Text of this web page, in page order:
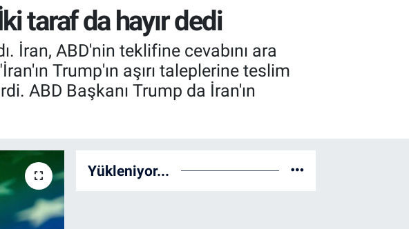
taraf da hayır dedi
İran, ABD'nin teklifine cevabını ara
Trump'ın aşırı taleplerine teslim
ABD Başkanı Trump da İran'ın
Yükleniyor...